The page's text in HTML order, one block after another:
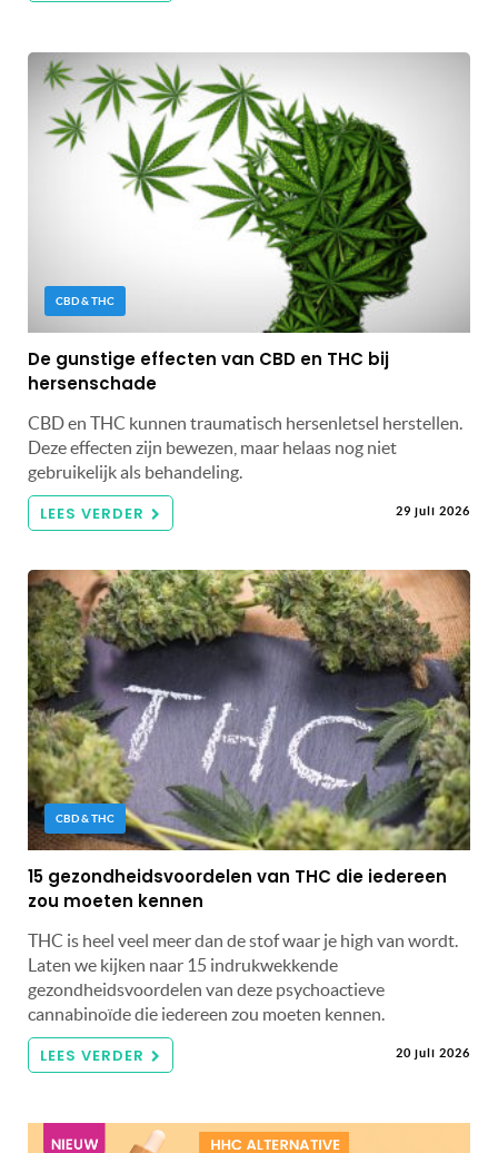
CBD & THC
De gunstige effecten van CBD en THC bij
hersenschade
CBD en THC kunnen traumatisch hersenletsel herstellen.
Deze effecten zijn bewezen, maar helaas nog niet
gebruikelijk als behandeling.
LEES VERDER 29 juli 2026
CBD & THC
15 gezondheidsvoordelen van THC die iedereen
zou moeten kennen
THC is heel veel meer dan de stof waar je high van wordt.
Laten we kijken naar 15 indrukwekkende
gezondheidsvoordelen van deze psychoactieve
cannabinoïde die iedereen zou moeten kennen.
LEES VERDER 20 juli 2026